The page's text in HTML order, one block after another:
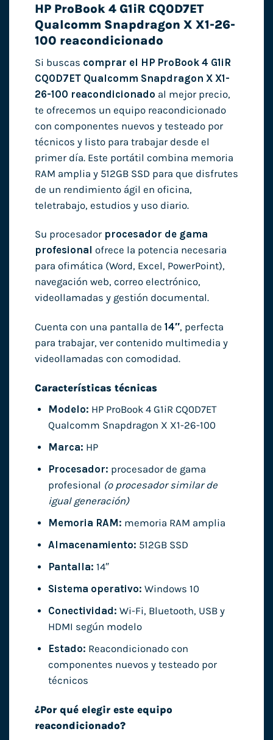
HP ProBook 4 G1iR CQ0D7ET
Qualcomm Snapdragon X X1-26-
100 reacondicionado
Si buscas comprar el HP ProBook 4 G1iR
CQ0D7ET Qualcomm Snapdragon X X1-
26-100 reacondicionado al mejor precio,
te ofrecemos un equipo reacondicionado
con componentes nuevos y testeado por
técnicos y listo para trabajar desde el
primer día. Este portátil combina memoria
RAM amplia y 512GB SSD para que disfrutes
de un rendimiento ágil en oficina,
teletrabajo, estudios y uso diario.
Su procesador procesador de gama
profesional ofrece la potencia necesaria
para ofimática (Word, Excel, PowerPoint),
navegación web, correo electrónico,
videollamadas y gestión documental.
Cuenta con una pantalla de 14″, perfecta
para trabajar, ver contenido multimedia y
videollamadas con comodidad.
Características técnicas
Modelo: HP ProBook 4 G1iR CQ0D7ET
Qualcomm Snapdragon X X1-26-100
Marca: HP
Procesador: procesador de gama
profesional (o procesador similar de
igual generación)
Memoria RAM: memoria RAM amplia
Almacenamiento: 512GB SSD
Pantalla: 14″
Sistema operativo: Windows 10
Conectividad: Wi-Fi, Bluetooth, USB y
HDMI según modelo
Estado: Reacondicionado con
componentes nuevos y testeado por
técnicos
¿Por qué elegir este equipo
reacondicionado?